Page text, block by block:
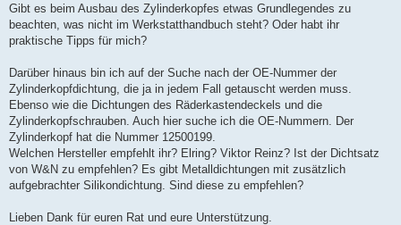
Gibt es beim Ausbau des Zylinderkopfes etwas Grundlegendes zu
beachten, was nicht im Werkstatthandbuch steht? Oder habt ihr
praktische Tipps für mich?
Darüber hinaus bin ich auf der Suche nach der OE-Nummer der
Zylinderkopfdichtung, die ja in jedem Fall getauscht werden muss.
Ebenso wie die Dichtungen des Räderkastendeckels und die
Zylinderkopfschrauben. Auch hier suche ich die OE-Nummern. Der
Zylinderkopf hat die Nummer 12500199.
Welchen Hersteller empfehlt ihr? Elring? Viktor Reinz? Ist der Dichtsatz
von W&N zu empfehlen? Es gibt Metalldichtungen mit zusätzlich
aufgebrachter Silikondichtung. Sind diese zu empfehlen?
Lieben Dank für euren Rat und eure Unterstützung.